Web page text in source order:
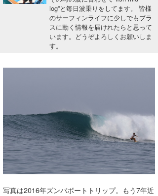
サーフィンエリアガイド
log”と毎日波乗りをしてます。 皆様
のサーフィンライフに少しでもプラ
スに動く情報を届けれたらと思って
います。どうぞよろしくお願いしま
す。
写真は2016年ズンバボートトリップ。もう7年近
ショップ情報
ショップ情報
伊豆
千葉南
大阪
四国
ウラナミ
ルール＆How to
VOTE!
サーファーズ